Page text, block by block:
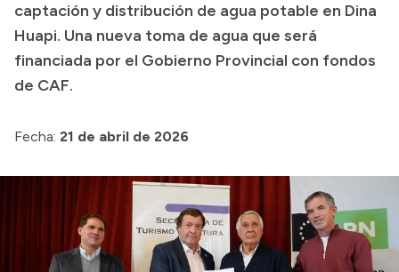
Compras y licitaciones
Consulta de expedientes
Consulta de pago a proveedores
Convocatorias
captación y distribución de agua potable en Dina
Huapi. Una nueva toma de agua que será
financiada por el Gobierno Provincial con fondos
de CAF.
Fecha: 21 de abril de 2026